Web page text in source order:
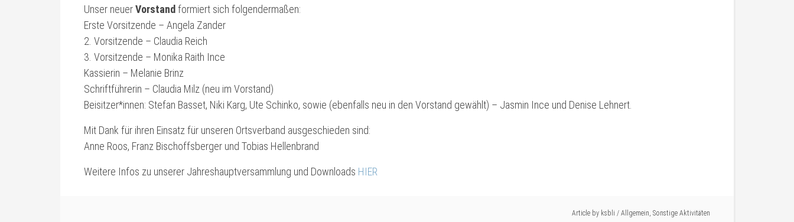
Unser neuerVorstand formiert sich folgendermaßen:
Erste Vorsitzende – Angela Zander
2. Vorsitzende – Claudia Reich
3. Vorsitzende – Monika Raith Ince
Kassierin – Melanie Brinz
Schriftführerin – Claudia Milz (neu im Vorstand)
Beisitzer*innen: Stefan Basset, Niki Karg, Ute Schinko, sowie (ebenfalls neu in den Vorstand gewählt) – Jasmin Ince und Denise Lehnert.
Mit Dank für ihren Einsatz für unseren Ortsverband ausgeschieden sind:
Anne Roos, Franz Bischoffsberger und Tobias Hellenbrand
Weitere Infos zu unserer Jahreshauptversammlung und Downloads HIER
Article by ksbli / Allgemein, Sonstige Aktivitäten